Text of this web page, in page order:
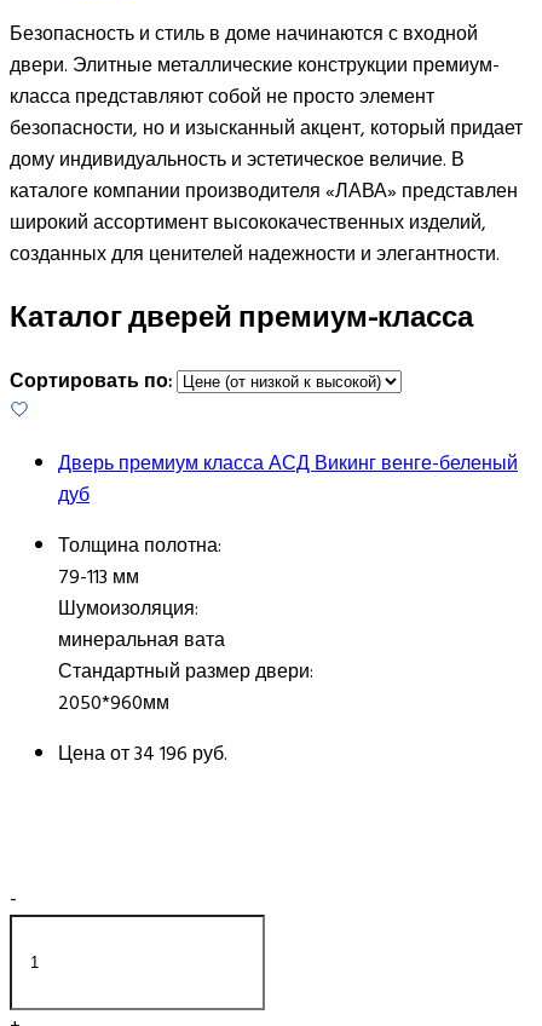
Безопасность и стиль в доме начинаются с входной
двери. Элитные металлические конструкции премиум-
класса представляют собой не просто элемент
безопасности, но и изысканный акцент, который придает
дому индивидуальность и эстетическое величие. В
каталоге компании производителя «ЛАВА» представлен
широкий ассортимент высококачественных изделий,
созданных для ценителей надежности и элегантности.
Каталог дверей премиум-класса
Сортировать по:
Дверь премиум класса АСД Викинг венге-беленый
дуб
Толщина полотна:
79-113 мм
Шумоизоляция:
минеральная вата
Стандартный размер двери:
2050*960мм
Цена от34 196 руб.
-